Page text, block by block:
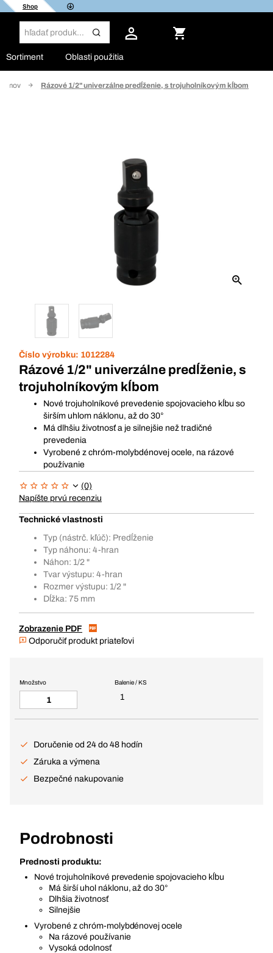
Shop
Sortiment Oblasti použitia
Rázové 1/2" univerzálne predĺženie, s trojuholníkovým kĺbom
Číslo výrobku: 1012284
Rázové 1/2" univerzálne predĺženie, s
trojuholníkovým kĺbom
Nové trojuholníkové prevedenie spojovacieho kĺbu so
širším uhlom náklonu, až do 30°
Má dlhšiu životnosť a je silnejšie než tradičné
prevedenia
Vyrobené z chróm-molybdénovej ocele, na rázové
používanie
(0)
Napíšte prvú recenziu
Technické vlastnosti
Typ (nástrč. kľúč): Predĺženie
Typ náhonu: 4-hran
Náhon: 1/2 "
Tvar výstupu: 4-hran
Rozmer výstupu: 1/2 "
Dĺžka: 75 mm
Zobrazenie PDF
Odporučiť produkt priateľovi
Balenie / KS
1
Množstvo
Doručenie od 24 do 48 hodín
Záruka a výmena
Bezpečné nakupovanie
Podrobnosti
Prednosti produktu:
Nové trojuholníkové prevedenie spojovacieho kĺbu
Má širší uhol náklonu, až do 30°
Dlhšia životnosť
Silnejšie
Vyrobené z chróm-molybdénovej ocele
Na rázové používanie
Vysoká odolnosť